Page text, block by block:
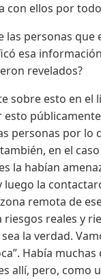
con ellos por
las personas que
esa
revelados?
sobre esto en el
personas por
en el
la habían
la
remota de
reales y
la verdad.
Había
allí, pero, como